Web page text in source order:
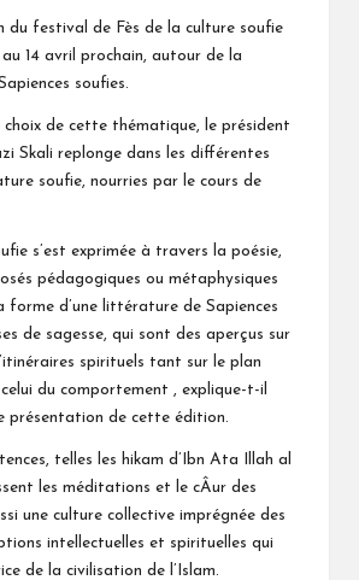
du festival de Fès de la culture soufie
14 avril prochain, autour de la
soufies.
choix de cette thématique, le président
Skali replonge dans les différentes
soufie, nourries par le cours de
s’est exprimée à travers la poésie,
pédagogiques ou métaphysiques
forme d’une littérature de Sapiences
de sagesse, qui sont des aperçus sur
spirituels tant sur le plan
du comportement , explique-t-il
présentation de cette édition.
telles les hikam d’Ibn Ata Illah al
les méditations et le cÂur des
une culture collective imprégnée des
intellectuelles et spirituelles qui
de la civilisation de l’Islam.